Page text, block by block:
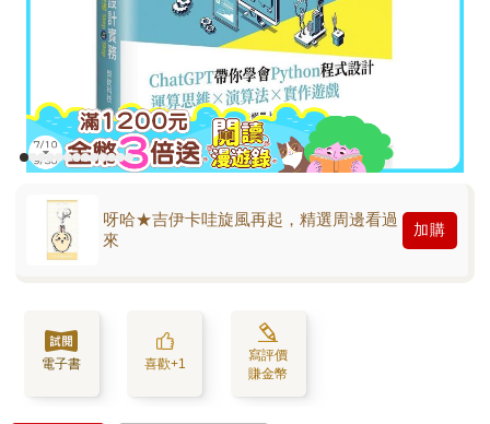
呀哈★吉伊卡哇旋風再起，精選周邊看過
來
加購
電子書 喜歡+1
寫評價
賺金幣